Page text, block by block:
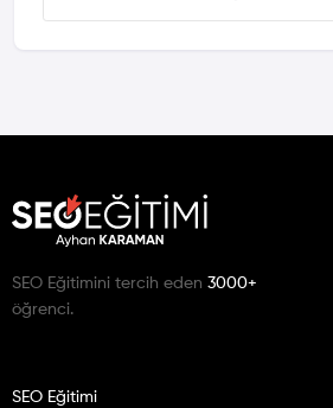
SEO Eğitimini tercih eden 3000+
öğrenci.
SEO Eğitimi